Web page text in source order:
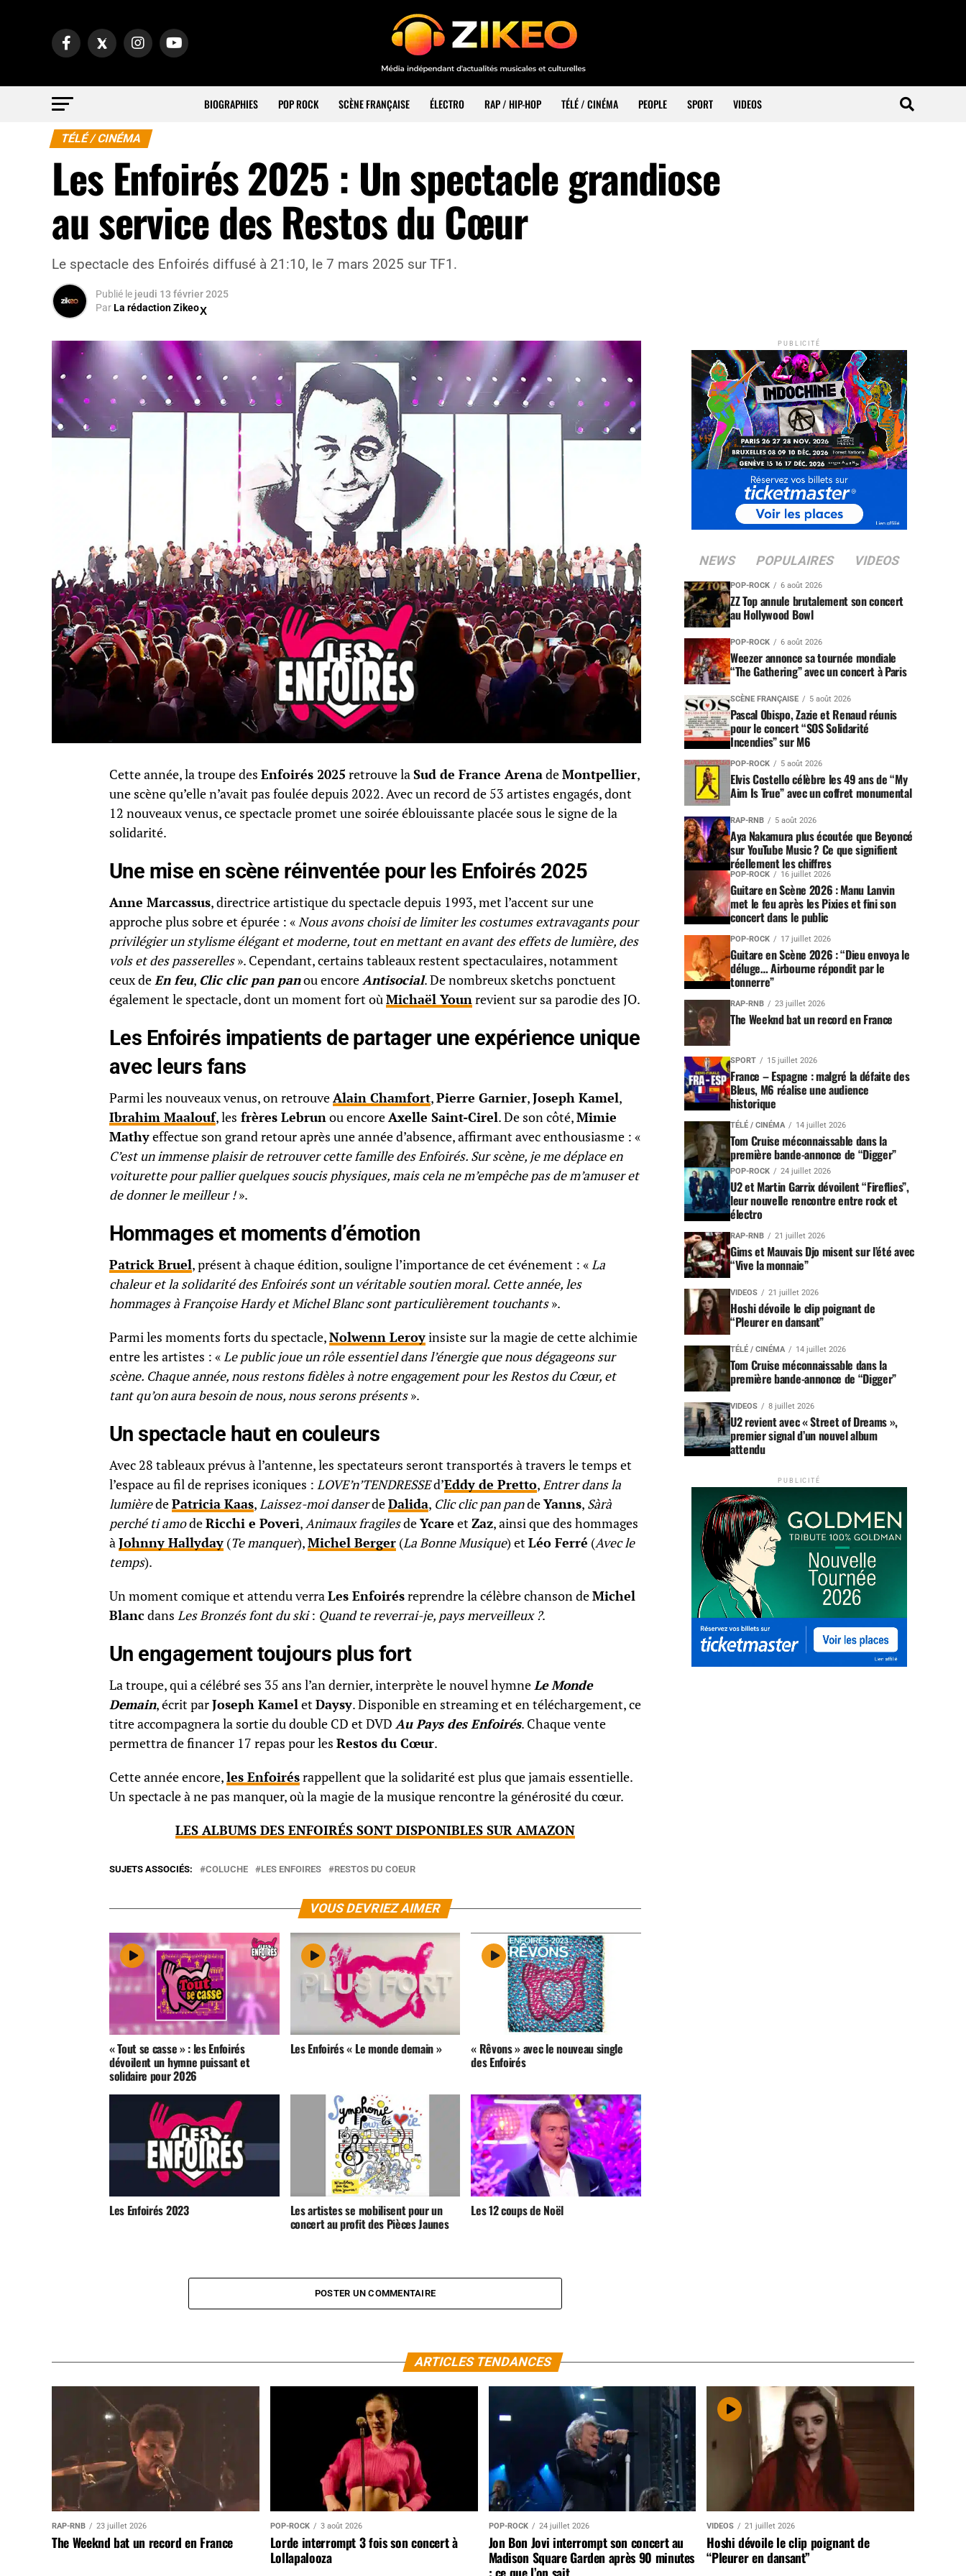
BIOGRAPHIES POP ROCK SCÈNE FRANÇAISE ÉLECTRO RAP / HIP-HOP TÉLÉ / CINÉMA PEOPLE SPORT VIDEOS
TÉLÉ / CINÉMA
Les Enfoirés 2025 : Un spectacle grandiose
au service des Restos du Cœur
Le spectacle des Enfoirés diffusé à 21:10, le 7 mars 2025 sur TF1.
Publié le jeudi 13 février 2025
ParLa rédaction Zikeo
Cette année, la troupe des Enfoirés 2025 retrouve laSud de France ArenadeMontpellier,
une scène qu’elle n’avait pas foulée depuis 2022. Avec un record de 53 artistes engagés, dont
12 nouveaux venus, ce spectacle promet une soirée éblouissante placée sous le signe de la
solidarité.
Une mise en scène réinventée pour les Enfoirés 2025
Anne Marcassus, directrice artistique du spectacle depuis 1993, met l’accent sur une
approche plus sobre et épurée : «Nous avons choisi de limiter les costumes extravagants pour
privilégier un stylisme élégant et moderne, tout en mettant en avant des effets de lumière, des
vols et des passerelles». Cependant, certains tableaux restent spectaculaires, notamment
ceux deEn feu, Clic clic pan panou encoreAntisocial. De nombreux sketchs ponctuent
également le spectacle, dont un moment fort oùMichaël Younrevient sur sa parodie des JO.
Les Enfoirés impatients de partager une expérience unique
avec leurs fans
Parmi les nouveaux venus, on retrouveAlain Chamfort,Pierre Garnier,Joseph Kamel,
Ibrahim Maalouf, les frères Lebrunou encoreAxelle Saint-Cirel. De son côté,Mimie
Mathyeffectue son grand retour après une année d’absence, affirmant avec enthousiasme : «
C’est un immense plaisir de retrouver cette famille des Enfoirés. Sur scène, je me déplace en
voiturette pour pallier quelques soucis physiques, mais cela ne m’empêche pas de m’amuser et
de donner le meilleur !».
Hommages et moments d’émotion
Patrick Bruel, présent à chaque édition, souligne l’importance de cet événement : «La
chaleur et la solidarité des Enfoirés sont un véritable soutien moral. Cette année, les
hommages à Françoise Hardy et Michel Blanc sont particulièrement touchants».
Parmi les moments forts du spectacle,Nolwenn Leroyinsiste sur la magie de cette alchimie
entre les artistes : «Le public joue un rôle essentiel dans l’énergie que nous dégageons sur
scène. Chaque année, nous restons fidèles à notre engagement pour les Restos du Cœur, et
tant qu’on aura besoin de nous, nous serons présents».
Un spectacle haut en couleurs
Avec 28 tableaux prévus à l’antenne, les spectateurs seront transportés à travers le temps et
l’espace au fil de reprises iconiques : LOVE’n’TENDRESSEd’Eddy de Pretto,Entrer dans la
lumièredePatricia Kaas,Laissez-moi danserdeDalida, Clic clic pan pandeYanns, Sàrà
perché ti amodeRicchi e Poveri,Animaux fragilesdeYcare etZaz, ainsi que des hommages
àJohnny Hallyday (Te manquer),Michel Berger (La Bonne Musique) etLéo Ferré (Avec le
temps).
Un moment comique et attendu verraLes Enfoirésreprendre la célèbre chanson deMichel
Blanc dans Les Bronzés font du ski: Quand te reverrai-je, pays merveilleux ?.
Un engagement toujours plus fort
La troupe, qui a célébré ses 35 ans l’an dernier, interprète le nouvel hymneLe Monde
Demain, écrit parJoseph KameletDaysy. Disponible en streaming et en téléchargement, ce
titre accompagnera la sortie du double CD et DVD Au Pays des Enfoirés. Chaque vente
permettra de financer 17 repas pour les Restos du Cœur.
Cette année encore,les Enfoirésrappellent que la solidarité est plus que jamais essentielle.
Un spectacle à ne pas manquer, où la magie de la musique rencontre la générosité du cœur.
LES ALBUMS DES ENFOIRÉS SONT DISPONIBLES SUR AMAZON
SUJETS ASSOCIÉS: COLUCHE LES ENFOIRES RESTOS DU COEUR
VOUS DEVRIEZ AIMER
« Tout se casse » : les Enfoirés
dévoilent un hymne puissant et
solidaire pour 2026
Les Enfoirés « Le monde demain » « Rêvons » avec le nouveau single
des Enfoirés
Les Enfoirés 2023 Les artistes se mobilisent pour un
concert au profit des Pièces Jaunes
Les 12 coups de Noël
POSTER UN COMMENTAIRE
PUBLICITÉ
NEWS POPULAIRES VIDEOS
POP-ROCK 6 août 2026
ZZ Top annule brutalement son concert
au Hollywood Bowl
POP-ROCK 6 août 2026
Weezer annonce sa tournée mondiale
“The Gathering” avec un concert à Paris
SCÈNE FRANÇAISE 5 août 2026
Pascal Obispo, Zazie et Renaud réunis
pour le concert “SOS Solidarité
Incendies” sur M6
POP-ROCK 5 août 2026
Elvis Costello célèbre les 49 ans de “My
Aim Is True” avec un coffret monumental
RAP-RNB 5 août 2026
Aya Nakamura plus écoutée que Beyoncé
sur YouTube Music ? Ce que signifient
réellement les chiffres
POP-ROCK 16 juillet 2026
Guitare en Scène 2026 : Manu Lanvin
met le feu après les Pixies et fini son
concert dans le public
POP-ROCK 17 juillet 2026
Guitare en Scène 2026 : “Dieu envoya le
déluge… Airbourne répondit par le
tonnerre”
RAP-RNB 23 juillet 2026
The Weeknd bat un record en France
SPORT 15 juillet 2026
France – Espagne : malgré la défaite des
Bleus, M6 réalise une audience
historique
TÉLÉ / CINÉMA 14 juillet 2026
Tom Cruise méconnaissable dans la
première bande-annonce de “Digger”
POP-ROCK 24 juillet 2026
U2 et Martin Garrix dévoilent “Fireflies”,
leur nouvelle rencontre entre rock et
électro
RAP-RNB 21 juillet 2026
Gims et Mauvais Djo misent sur l’été avec
“Vive la monnaie”
VIDEOS 21 juillet 2026
Hoshi dévoile le clip poignant de
“Pleurer en dansant”
TÉLÉ / CINÉMA 14 juillet 2026
Tom Cruise méconnaissable dans la
première bande-annonce de “Digger”
VIDEOS 8 juillet 2026
U2 revient avec « Street of Dreams »,
premier signal d’un nouvel album
attendu
PUBLICITÉ
ARTICLES TENDANCES
RAP-RNB 23 juillet 2026
The Weeknd bat un record en France
POP-ROCK 3 août 2026
Lorde interrompt 3 fois son concert à
Lollapalooza
POP-ROCK 24 juillet 2026
Jon Bon Jovi interrompt son concert au
Madison Square Garden après 90 minutes
: ce que l’on sait…
VIDEOS 21 juillet 2026
Hoshi dévoile le clip poignant de
“Pleurer en dansant”